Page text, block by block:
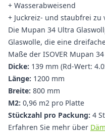
+ Wasserabweisend
+ Juckreiz- und staubfrei zu
Die Mupan 34 Ultra
Glaswolle, die eine
Maße der ISOVER Mupan
Dicke: 139 mm (Rd-Wert:
Länge: 1200 mm
Breite: 800 mm
M2: 0,96 m2 pro Platte
Stückzahl pro Packung: 4
Erfahren Sie mehr über